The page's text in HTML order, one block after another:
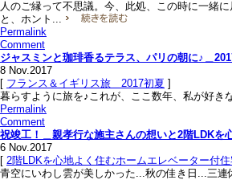
人のご縁って不思議。今、此処、この時に一緒
と、ホント...
Permalink
Comment
ジャスミンと珈琲香るテラス、パリの朝に♪＿
8 Nov.2017
[ フランス＆イギリス旅＿2017初夏 ]
暮らすように旅を♪これが、ここ数年、私が好
Permalink
Comment
祝竣工！＿親孝行な施主さんの想いと2階LDKを
6 Nov.2017
[ 2階LDKを心地よく住むホームエレベーター付
青空にいわし雲が美しかった...秋の佳き日...三